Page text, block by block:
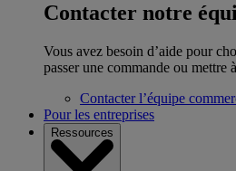
Contacter notre
Vous avez besoin d’aide pour
passer une commande ou mettre
Contacter l’équipe
Pour les entreprises
Ressources